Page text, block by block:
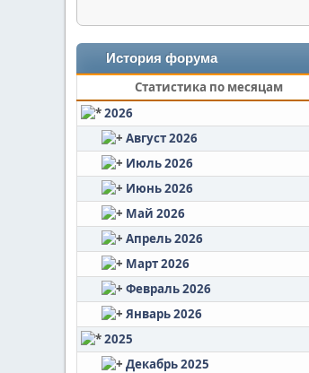
История форума
Статистика по месяцам
2026
Август 2026
Июль 2026
Июнь 2026
Май 2026
Апрель 2026
Март 2026
Февраль 2026
Январь 2026
2025
Декабрь 2025